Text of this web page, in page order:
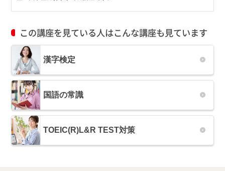
この講座を見ている人はこんな講座も見ています
漢字検定
国語の常識
TOEIC(R)L&R TEST対策